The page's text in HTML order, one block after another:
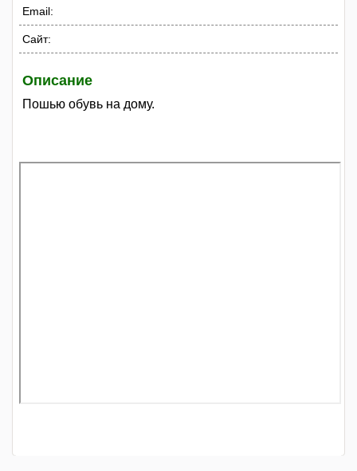
Email:
Сайт:
Описание
Пошью обувь на дому.